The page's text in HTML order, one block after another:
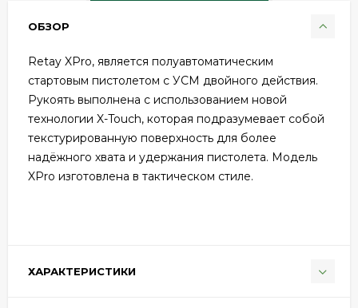
ОБЗОР
Retay XPro, является полуавтоматическим
стартовым пистолетом с УСМ двойного действия.
Рукоять выполнена с использованием новой
технологии X-Touch, которая подразумевает собой
текстурированную поверхность для более
надёжного хвата и удержания пистолета. Модель
XPro изготовлена в тактическом стиле.
ХАРАКТЕРИСТИКИ